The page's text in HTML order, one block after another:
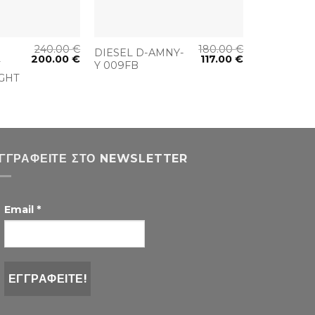
240.00€
200.00€
DIESEL D-AMNY-
Y 009FB
180.00€
117.00€
ΣΤΟ NEWSLETTER
Email *